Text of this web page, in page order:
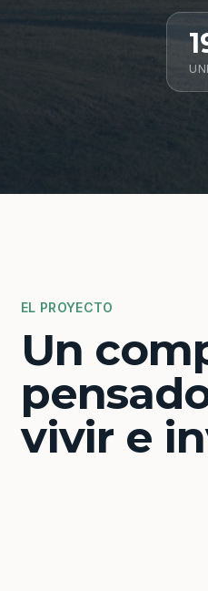
EL PROYECTO
Un
vivir e